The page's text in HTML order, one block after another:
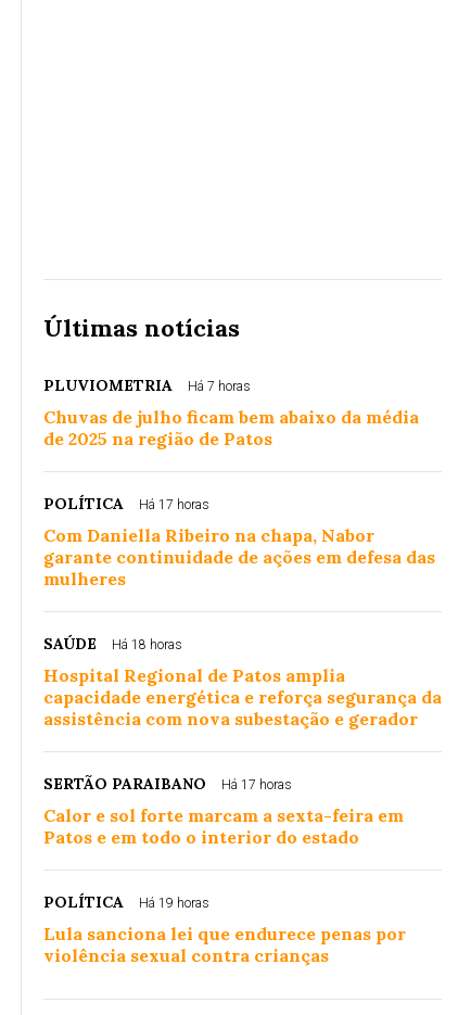
Últimas notícias
PLUVIOMETRIA Há 7 horas
Chuvas de julho ficam bem abaixo da média
de 2025 na região de Patos
POLÍTICA Há 17 horas
Com Daniella Ribeiro na chapa, Nabor
garante continuidade de ações em defesa das
mulheres
SAÚDE Há 18 horas
Hospital Regional de Patos amplia
capacidade energética e reforça segurança da
assistência com nova subestação e gerador
SERTÃO PARAIBANO Há 17 horas
Calor e sol forte marcam a sexta-feira em
Patos e em todo o interior do estado
POLÍTICA Há 19 horas
Lula sanciona lei que endurece penas por
violência sexual contra crianças